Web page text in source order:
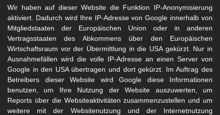
Wir haben auf dieser Website die Funktion IP-Anonymisierung
aktiviert. Dadurch wird Ihre IP-Adresse von Google innerhalb von
Mitgliedstaaten der Europäischen Union oder in anderen
Vertragsstaaten des Abkommens über den Europäischen
Wirtschaftsraum vor der Übermittlung in die USA gekürzt. Nur in
Ausnahmefällen wird die volle IP-Adresse an einen Server von
Google in den USA übertragen und dort gekürzt. Im Auftrag des
Betreibers dieser Website wird Google diese Informationen
benutzen, um Ihre Nutzung der Website auszuwerten, um
Reports über die Websiteaktivitäten zusammenzustellen und um
weitere mit der Websitenutzung und der Internetnutzung